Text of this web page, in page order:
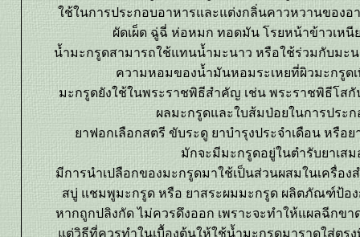
ช้ในการประกอบอาหารและแต่งกลิ่นคาวหวานของอา
ผัดเผ็ด ฉู่ฉี่ ห่อหมก ทอดมัน โรยหน้าข้าวเหนี
น้ำมะกรูดสามารถใช้แทนน้ำมะนาว หรือใช้ร่วมกับมะน
ความหอมของน้ำมันหอมระเหยที่ผิวมะกรู
มะกรูดยังใช้ในพระราชพิธีสำคัญ เช่น พระราชพิธีโสกั
ผลมะกรูดและใบส้มป่อยในการประ
าฟอกเลือกสตรี ขับระดู ยาบำรุงประจำเดือน หรือ
มักจะมีมะกรูดอยู่ในตำรับยาเสม
มีการนำเปลือกของมะกรูดมาใช้เป็นส่วนผสมในเครื่อง
สบู่ แชมพูมะกรูด หรือ ยาสระผมมะกรูด ผลิตภัณฑ์ป้อง
หากถูกปลิงกัด ไม่ควรดึงออก เพราะจะทำให้แผลฉีกขา
ต่วิธีที่ควรทำในเบื้องต้นให้ใช้น้ำมะกรูดมาราดใส่ตรง